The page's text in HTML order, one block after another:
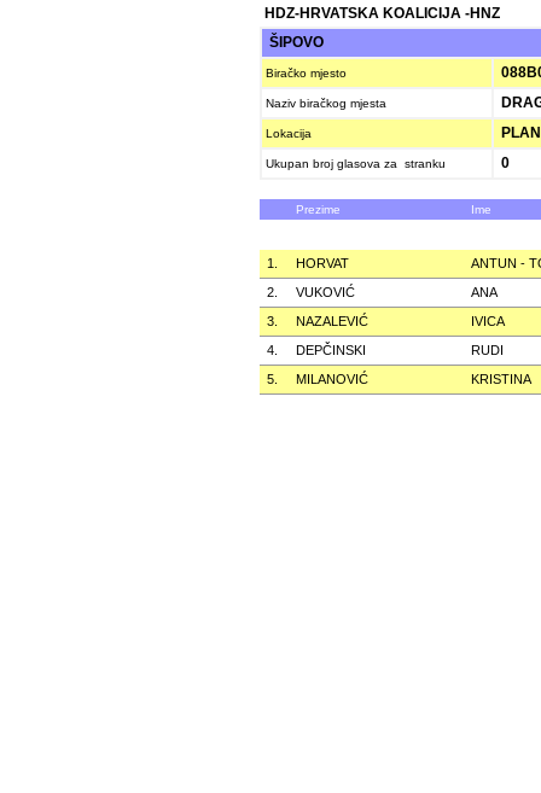
HDZ-HRVATSKA KOALICIJA -HNZ
ŠIPOVO
Biračko mjesto
Naziv biračkog mjesta
Lokacija
Ukupan broj glasova za stranku 0
Prezime Ime
1. HORVAT
ANTUN -
2.
VUKOVIĆ
ANA
3.
NAZALEVIĆ
IVICA
4.
DEPČINSKI
RUDI
5.
MILANOVIĆ KRISTINA